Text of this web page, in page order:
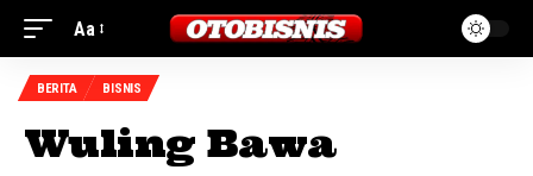
Aa
BERITA BISNIS
Wuling Bawa